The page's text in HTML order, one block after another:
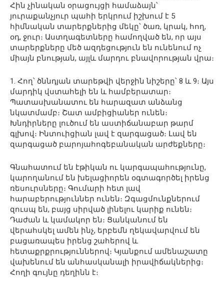
Հին չինական օրացույցի համաձայն՝
յուրաքանչյուր պահի երկրում իշխում է 5
հիմնական տարերքներից մեկը՝ ծառ, կրակ, հող,
օդ, ջուր։ Աստղագետները համողված են, որ այս
տարերքները մեծ ազդեցություն են ունենում ոչ
միայն բնության, այլև մարդու բնավորության վրա։
1. Հող՝ ծննդյան տարեթվի վերջին նիշերը՝ 8 և 9։ Այս
մարդիկ վստահելի են և համբերատար։
Պատասխանատու են հարազատ անձանց
նկատմամբ։ Շատ ամբիցիաներ ունեն։
Խնդիրները լուծում են աստիճանաբար թարմ
գլխով։ Ինտուիցիան լավ է զարգացած։ Լավ են
զարգացած բարոյահոգեբանական արժեքները։
Գնահատում են էթիկան ու կարգապահությունը,
կարողանում են խելացիորեն օգտագործել իրենց
ռեսուրսները։ Գումարի հետ լավ
հարաբերություններ ունեն։ Զգացմունքներում
զուսպ են, բայց սիրված լինելու կարիք ունեն։
Դաժան և կամակոր են։ Ցանկանում են
վերահսկել ամեն ինչ, երբեմն ղեկավարվում են
բացառապես իրենց շահերով և
հետաքրքրություններով։ Կյանքում ամենաշատը
վախենում են անհասկանալի իրավիճակներից։
Հողի գույնը դեղինն է։